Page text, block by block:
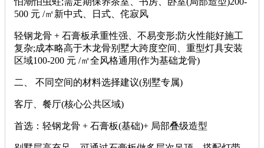
500 元 /㎡新中式、日式、侘寂风
轻钢龙骨 + 石膏板承重性强、不易变形;防火性能好施工
复杂;成本略高于木龙骨别墅大跨度空间、重型灯具安装
区域100-200 元 /㎡全风格通用(作为基础龙骨)
二、 不同空间的材料选择建议(别墅专属)
客厅、餐厅(核心公共区域)
首选：轻钢龙骨 + 石膏板(基础)+ 局部叠级造型